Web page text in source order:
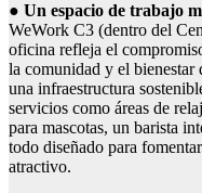
● Un espacio de trabajo
WeWork C3 (dentro del
oficina refleja el
la comunidad y el bienestar
una infraestructura
servicios como áreas de
para mascotas, un barista
todo diseñado para
atractivo.